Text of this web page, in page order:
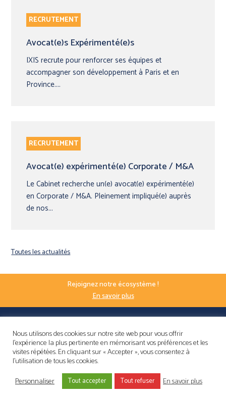
RECRUTEMENT
Avocat(e)s Expérimenté(e)s
IXIS recrute pour renforcer ses équipes et
accompagner son développement à Paris et en
Province....
RECRUTEMENT
Avocat(e) expérimenté(e) Corporate / M&A
Le Cabinet recherche un(e) avocat(e) expérimenté(e)
en Corporate / M&A. Pleinement impliqué(e) auprès
de nos...
Toutes les actualités
Rejoignez notre écosystème !
En savoir plus
NOUS CONTACTER
Nous utilisons des cookies sur notre site web pour vous offrir
l'expérience la plus pertinente en mémorisant vos préférences et les
visites répétées. En cliquant sur « Accepter », vous consentez à
l'utilisation de tous les cookies.
Personnaliser
Tout accepter Tout refuser En savoir plus